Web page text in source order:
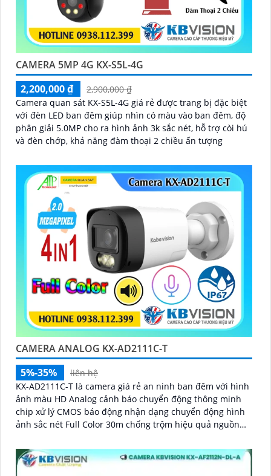
CAMERA 5MP 4G KX-S5L-4G
2,200,000 ₫
2,900,000 ₫
Camera quan sát KX-S5L-4G giá rẻ được trang bị đặc biệt
với đèn LED ban đêm giúp nhìn có màu vào ban đêm, độ
phân giải 5.0MP cho ra hình ảnh 3k sắc nét, hỗ trợ còi hú
và đèn chớp, khả năng đàm thoại 2 chiều ấn tượng
CAMERA ANALOG KX-AD2111C-T
5%-35%
liên hệ
KX-AD2111C-T là camera giá rẻ an ninh ban đêm với hình
ảnh màu HD Analog cảnh báo chuyển động thông minh
chip xử lý CMOS báo động nhận dạng chuyển động hình
ảnh sắc nét Full Color 30m chống trộm hiệu quả nguồn
tiêu cự cố định 3. 6mm và đầu ghi chức năng xem ban
đêm màu